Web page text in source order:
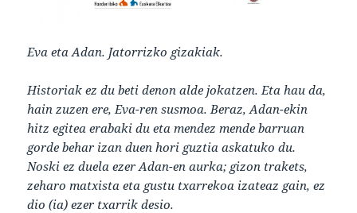
Eva eta Adan. Jatorrizko gizakiak.
Historiak ez du beti denon alde jokatzen. Eta hau da,
hain zuzen ere, Eva-ren susmoa. Beraz, Adan-ekin
hitz egitea erabaki du eta mendez mende barruan
gorde behar izan duen hori guztia askatuko du.
Noski ez duela ezer Adan-en aurka; gizon trakets,
zeharo matxista eta gustu txarrekoa izateaz gain, ez
dio (ia) ezer txarrik desio.